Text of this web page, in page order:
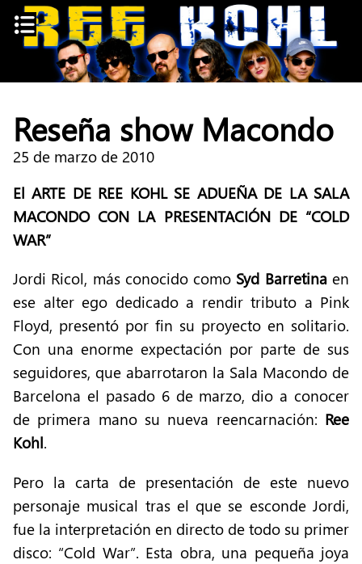
Skip
Reseña show Macondo
25 de marzo de 2010
El ARTE DE REE KOHL SE ADUEÑA DE LA SALA
MACONDO CON LA PRESENTACIÓN DE “COLD
WAR”
Jordi Ricol, más conocido como Syd Barretinaen
ese alter ego dedicado a rendir tributo a Pink
Floyd, presentó por fin su proyecto en solitario.
Con una enorme expectación por parte de sus
seguidores, que abarrotaron la Sala Macondo de
Barcelona el pasado 6 de marzo, dio a conocer
de primera mano su nueva reencarnación: Ree
Kohl.
Pero la carta de presentación de este nuevo
personaje musical tras el que se esconde Jordi,
fue la interpretación en directo de todo su primer
disco: “Cold War”. Esta obra, una pequeña joya